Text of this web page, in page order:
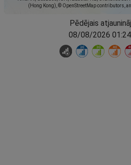
(Hong Kong), © OpenStreetMap contributors,
Pēdējais
08/08/2026